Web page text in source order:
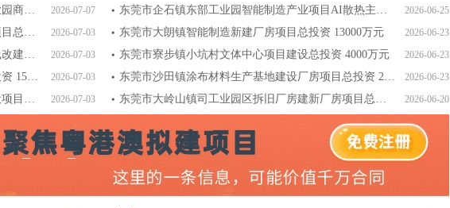
2026-07-07
惠州市仲恺区星河（仲恺）人工智能产业园商业配套房项目总投资
2026-07-03
惠州市惠阳区新型分布式水力设施建设项目总投资 10000万元
2026-07-03
惠州市博罗县横河镇桶包装饮用水生产线改建项目总投资 1000
2026-07-03
惠州市惠东县威尔德马赛克厂房项目总投资 15000万元
2026-07-03
惠州市惠东县吉隆镇某公司业务用房建设项目总投资 5000万元
2026-06-25
东莞市企石镇东部工业园智能制造产业项目AI散热主题区项目总投
2026-06-23
东莞市大朗镇智能制造新建厂房项目总投资 13000万元
2026-06-23
东莞市寮步镇小坑村文体中心项目建设总投资 4000万元
2026-06-23
东莞市沙田镇涂布材料生产基地建设厂房项目总投资 20200万
2026-06-20
东莞市大岭山镇司工业园区拆旧厂房建新厂房项目总投资 1776